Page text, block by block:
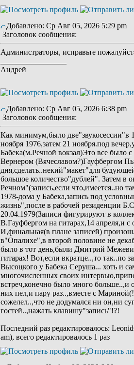
Добавлено: Ср Авг 05, 2026 5:29 pm
Заголовок сообщения:
Администраторы, исправьте
Андрей
Добавлено: Ср Авг 05, 2026 6:38 pm
Заголовок сообщения:
Как минимум,было две"звукосессии"в
ноября 1976,затем 21 ноября.под
Бабека(м.Речной вокзал)Это все
Вернером (Вячеславом?)Гауфбергом
дня,сделать..некий"макет"для
большое количество"дублей". Затем в
Речном"(запись,если что,имеется..но
1978-дома у Бабека,запись под
жизнь",после в рабочей резиденции
20.04.1979(Записи фигурируют в
В.Гауфбергом на гитарах,14 апреля,и
И,финальная(в плане записей)
в"Опалихе",в второй половине не
было в тот день,были Дмитрий
гитарах! Вот,если вкратце..,то так..по
Высоцкого у Бабека Серуша... хоть и
многочисленных своих
встреч,конечно было много
них пел,и пару раз..,вместе с
сожелел..,что не додумался ни он,ни
гостей..,нажать клавишу"запись"!?!
Последний раз редактировалось:
am), всего редактировалось 1 раз